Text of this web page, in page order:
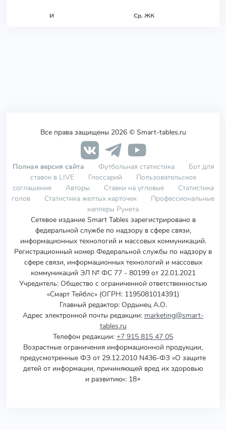
И Ср. ЖК
Все права защищены 2026 © Smart-tables.ru
Полная версия сайта Футбольная статистика
Бот для
ставок в LIVE
Глоссарий
Пользовательское
соглашение
Авторы Ставки на угловые
Статистика
голов
Статистика желтых карточек
Профессиональные
капперы Рунета
Сетевое издание Smart Tables зарегистрировано в
федеральной службе по надзору в сфере связи,
информационных технологий и массовых коммуникаций.
Регистрационный номер Федеральной службы по надзору в
сфере связи, информационных технологий и массовых
коммуникаций ЭЛ № ФС 77 - 80199 от 22.01.2021
Учредитель: Общество с ограниченной ответственностью
«Смарт Тейблс» (ОГРН: 1195081014391)
Главный редактор: Ордынец А.О.
Адрес электронной почты редакции: marketing@smart-
tables.ru
Телефон редакции: +7 915 815 47 05
Возрастные ограничения информационной продукции,
предусмотренные ФЗ от 29.12.2010 N436-ФЗ «О защите
детей от информации, причиняющей вред их здоровью
и развитию»: 18+